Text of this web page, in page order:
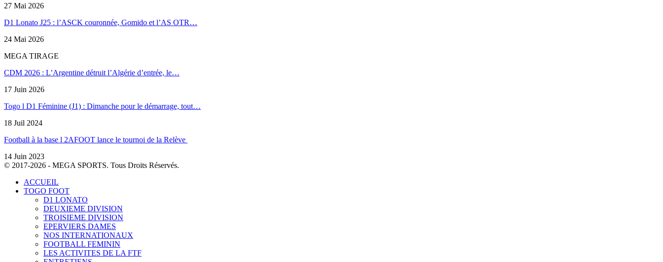
27 Mai 2026
D1 Lonato J25 : l’ASCK couronnée, Gomido et l’AS OTR…
24 Mai 2026
MEGA TIRAGE
CDM 2026 : L’Argentine détruit l’Algérie d’entrée, le…
17 Juin 2026
Togo l D1 Féminine (J1) : Dimanche pour le démarrage, tout…
18 Juil 2024
Football à la base l 2AFOOT lance le tournoi de la Relève
14 Juin 2023
© 2017-2026 - MEGA SPORTS. Tous Droits Réservés.
ACCUEIL
TOGO FOOT
D1 LONATO
DEUXIEME DIVISION
TROISIEME DIVISION
EPERVIERS DAMES
NOS INTERNATIONAUX
FOOTBALL FEMININ
LES ACTIVITES DE LA FTF